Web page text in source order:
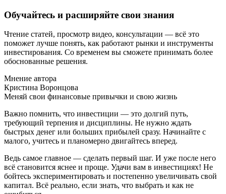
Обучайтесь и расширяйте свои знания
Чтение статей, просмотр видео, консультации — всё это
поможет лучше понять, как работают рынки и инструменты
инвестирования. Со временем вы сможете принимать более
обоснованные решения.
Мнение автора
Кристина Воронцова
Меняй свои финансовые привычки и свою жизнь
Важно помнить, что инвестиции — это долгий путь,
требующий терпения и дисциплины. Не нужно ждать
быстрых денег или больших прибылей сразу. Начинайте с
малого, учитесь и планомерно двигайтесь вперед.
Ведь самое главное — сделать первый шаг. И уже после него
всё становится яснее и проще. Удачи вам в инвестициях! Не
бойтесь экспериментировать и постепенно увеличивать свой
капитал. Всё реально, если знать, что выбрать и как не